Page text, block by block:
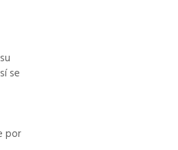
se
por